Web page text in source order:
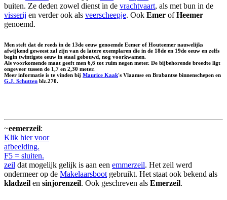
buiten. Ze deden zowel dienst in de vrachtvaart, als met bun in de
visserij en verder ook als veerscheepje. Ook Emer ofHeemer
genoemd.
Men stelt dat de reeds in de 13de eeuw genoemde Eemer of Houteemer nauwelijks
afwijkend geweest zal zijn van de latere exemplaren die in de 18de en 19de eeuw en zelfs
begin twintigste eeuw in staal gebouwd, nog voorkwamen.
Als voorkomende maat geeft men 6,6 tot ruim negen meter. De bijbehorende breedte ligt
ongeveer tussen de 1,7 en 2,30 meter.
Meer informatie is te vinden bij Maurice Kaak's Vlaamse en Brabantse binnenschepen en
G.J. Schutten blz.270.
~eemerzeil:
Klik hier voor
afbeelding.
F5 = sluiten.
zeil dat mogelijk gelijk is aan een emmerzeil. Het zeil werd
ondermeer op de Makelaarsboot gebruikt. Het staat ook bekend als
kladzeil en sinjorenzeil. Ook geschreven als Emerzeil.